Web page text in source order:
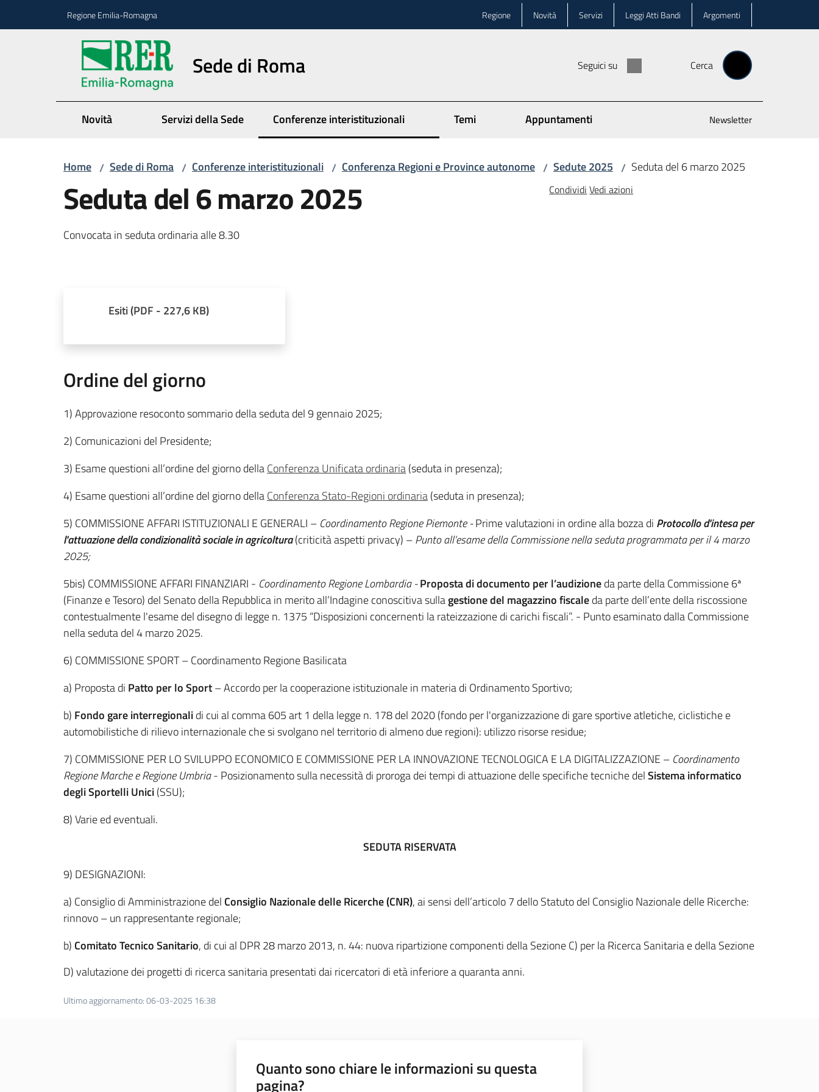
Regione Emilia-Romagna Regione Novità Servizi Leggi Atti Bandi Argomenti
Sede di Roma Seguici su Cerca
Novità Servizi della Sede Conferenze interistituzionali Temi Appuntamenti Newsletter
Home / Sede di Roma / Conferenze interistituzionali / Conferenza Regioni e Province autonome / Sedute 2025 / Seduta del 6 marzo 2025
Seduta del 6 marzo 2025
Convocata in seduta ordinaria alle 8.30
Condividi Vedi azioni
Esiti(PDF - 227,6 KB)
Ordine del giorno
1) Approvazione resoconto sommario della seduta del 9 gennaio 2025;
2) Comunicazioni del Presidente;
3) Esame questioni all’ordine del giorno dellaConferenza Unificata ordinaria(seduta in presenza);
4) Esame questioni all’ordine del giorno dellaConferenza Stato-Regioni ordinaria(seduta in presenza);
5) COMMISSIONE AFFARI ISTITUZIONALI E GENERALI – Coordinamento Regione Piemonte -Prime valutazioni in ordine alla bozza di Protocollo d'intesa per
l'attuazione della condizionalità sociale in agricoltura(criticità aspetti privacy) –Punto all’esame della Commissione nella seduta programmata per il 4 marzo
2025;
5bis) COMMISSIONE AFFARI FINANZIARI - Coordinamento Regione Lombardia -Proposta di documento per l’audizioneda parte della Commissione 6ª
(Finanze e Tesoro) del Senato della Repubblica in merito all’Indagine conoscitiva sullagestione del magazzino fiscaleda parte dell’ente della riscossione
contestualmente l'esame del disegno di legge n. 1375 “Disposizioni concernenti la rateizzazione di carichi fiscali”. - Punto esaminato dalla Commissione
nella seduta del 4 marzo 2025.
6) COMMISSIONE SPORT – Coordinamento Regione Basilicata
a) Proposta di Patto per lo Sport– Accordo per la cooperazione istituzionale in materia di Ordinamento Sportivo;
b) Fondo gare interregionalidi cui al comma 605 art 1 della legge n. 178 del 2020 (fondo per l'organizzazione di gare sportive atletiche, ciclistiche e
automobilistiche di rilievo internazionale che si svolgano nel territorio di almeno due regioni): utilizzo risorse residue;
7) COMMISSIONE PER LO SVILUPPO ECONOMICO E COMMISSIONE PER LA INNOVAZIONE TECNOLOGICA E LA DIGITALIZZAZIONE – Coordinamento
Regione Marche e Regione Umbria- Posizionamento sulla necessità di proroga dei tempi di attuazione delle specifiche tecniche delSistema informatico
degli Sportelli Unici(SSU);
8) Varie ed eventuali.
SEDUTA RISERVATA
9) DESIGNAZIONI:
a) Consiglio di Amministrazione del Consiglio Nazionale delle Ricerche (CNR), ai sensi dell’articolo 7 dello Statuto del Consiglio Nazionale delle Ricerche:
rinnovo – un rappresentante regionale;
b) Comitato Tecnico Sanitario, di cui al DPR 28 marzo 2013, n. 44: nuova ripartizione componenti della Sezione C) per la Ricerca Sanitaria e della Sezione
D) valutazione dei progetti di ricerca sanitaria presentati dai ricercatori di età inferiore a quaranta anni.
Ultimo aggiornamento:06-03-2025 16:38
Quanto sono chiare le informazioni su questa
pagina?